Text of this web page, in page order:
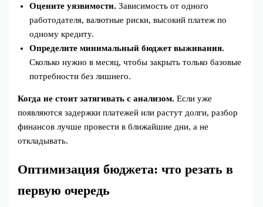
Оцените уязвимости. Зависимость от одного
работодателя, валютные риски, высокий платеж по
одному кредиту.
Определите минимальный бюджет выживания.
Сколько нужно в месяц, чтобы закрыть только базовые
потребности без лишнего.
Когда не стоит затягивать с анализом. Если уже
появляются задержки платежей или растут долги, разбор
финансов лучше провести в ближайшие дни, а не
откладывать.
Оптимизация бюджета: что резать в
первую очередь